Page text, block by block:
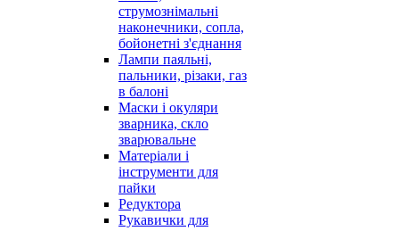
струмознімальні
наконечники, сопла,
бойонетні з'єднання
Лампи паяльні,
пальники, різаки, газ
в балоні
Маски і окуляри
зварника, скло
зварювальне
Матеріали і
інструменти для
пайки
Редуктора
Рукавички для